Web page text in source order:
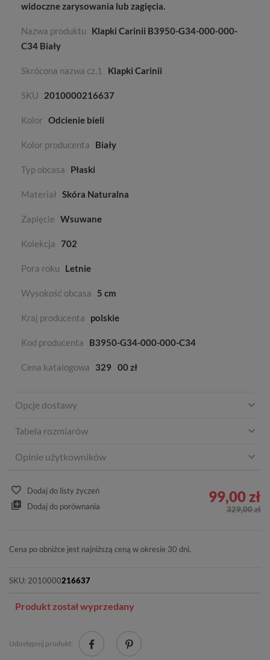
widoczne zarysowania lub zagięcia.
Nazwa produktu
Klapki Carinii B3950-G34-000-000-
C34 Biały
Skrócona nazwa cz.1 Klapki Carinii
SKU 2010000216637
Kolor Odcienie bieli
Kolor producenta Biały
Typ obcasa Płaski
Materiał Skóra Naturalna
Zapięcie Wsuwane
Kolekcja 702
Pora roku Letnie
Wysokość obcasa 5 cm
Kraj producenta polskie
Kod producenta B3950-G34-000-000-C34
Cena katalogowa 329 00 zł
Opcje dostawy
Tabela rozmiarów
Opinie użytkowników
Dodaj do listy życzeń
Dodaj do porównania
99,00 zł
329,00 zł
Cena po obniżce jest najniższą ceną w okresie 30 dni.
SKU: 2010000216637
Produkt został wyprzedany
Udostępnij produkt: